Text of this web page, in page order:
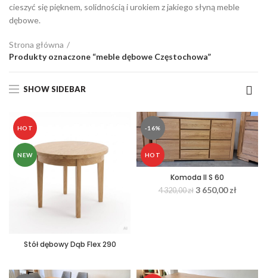
cieszyć się pięknem, solidnością i urokiem z jakiego słyną meble
dębowe.
Strona główna
Produkty oznaczone “meble dębowe Częstochowa”
SHOW SIDEBAR
HOT
NEW
Stół dębowy Dąb Flex 290
-16%
HOT
Komoda II S 60
4 320,00zł 3 650,00zł